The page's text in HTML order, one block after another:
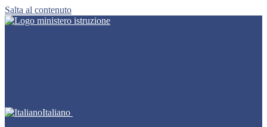
Salta al contenuto
Italiano